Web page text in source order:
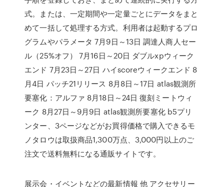
式。または、一定期間や一定量ごとにデータをまと
めて一括して処理する方式。利用者は起動するプロ
グラムやパラメータ 7月9日～13日 調達人商人セー
ル（25%オフ） 7月16日～20日 ダブルxpウィーク
エンド 7月23日～27日 ハイscoreウィークエンド 8
月4日 パッチ21リリース 8月8日～17日 atlas観測所
要塞化：アルファ 8月18日～24日 復刻ミートウィ
ーク 8月27日～9月9日 atlas観測所要塞化 b5プリ
ンター、3ページなどがお買得価格で購入できるモ
ノタロウは取扱商品1,300万点、3,000円以上のご
注文で送料無料になる通販サイトです。
展示会・イベントなどの最新情報 他 アクセサリー